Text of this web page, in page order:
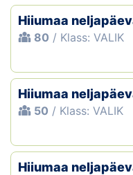
Hiiumaa
80 / Klass: VALIK
Hiiumaa
50 / Klass: VALIK
Hiiumaa